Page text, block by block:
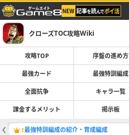
クローズTOC攻略Wiki
攻略TOP 序盤の進め方
最強カード 最強特訓編成
全面抗争 キャラ一覧
課金するメリット 掲示板
1最強特訓編成の紹介・育成編成